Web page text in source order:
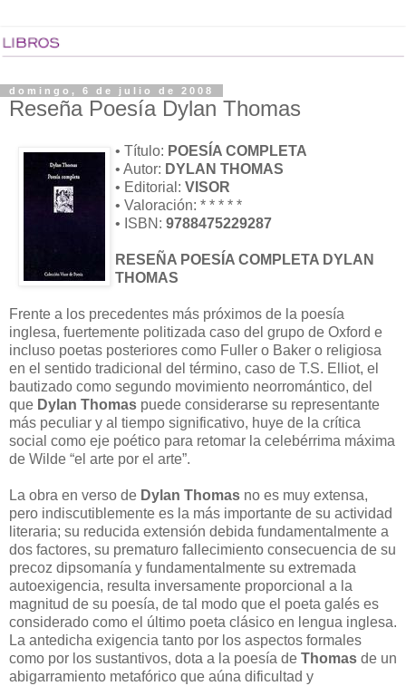
domingo, 6 de julio de 2008
Reseña Poesía Dylan Thomas
• Título: POESÍA COMPLETA
• Autor: DYLAN THOMAS
• Editorial: VISOR
• Valoración: * * * * *
• ISBN: 9788475229287
RESEÑA POESÍA COMPLETA DYLAN
THOMAS
Frente a los precedentes más próximos de la poesía
inglesa, fuertemente politizada caso del grupo de Oxford e
incluso poetas posteriores como Fuller o Baker o religiosa
en el sentido tradicional del término, caso de T.S. Elliot, el
bautizado como segundo movimiento neorromántico, del
que Dylan Thomas puede considerarse su representante
más peculiar y al tiempo significativo, huye de la crítica
social como eje poético para retomar la celebérrima máxima
de Wilde “el arte por el arte”.
La obra en verso de Dylan Thomas no es muy extensa,
pero indiscutiblemente es la más importante de su actividad
literaria; su reducida extensión debida fundamentalmente a
dos factores, su prematuro fallecimiento consecuencia de su
precoz dipsomanía y fundamentalmente su extremada
autoexigencia, resulta inversamente proporcional a la
magnitud de su poesía, de tal modo que el poeta galés es
considerado como el último poeta clásico en lengua inglesa.
La antedicha exigencia tanto por los aspectos formales
como por los sustantivos, dota a la poesía de Thomas de un
abigarramiento metafórico que aúna dificultad y